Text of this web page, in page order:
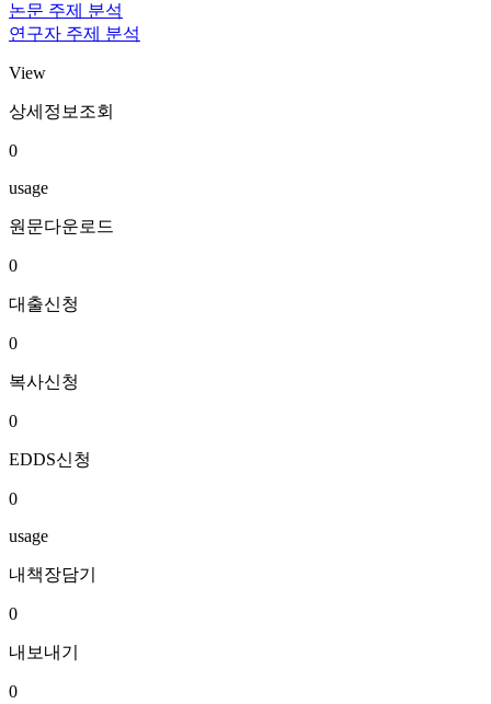
논문 주제 분석
연구자 주제 분석
View
상세정보조회
0
usage
원문다운로드
0
대출신청
0
복사신청
0
EDDS신청
0
usage
내책장담기
0
내보내기
0